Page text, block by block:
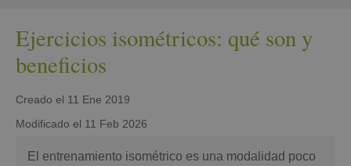
Ejercicios isométricos: qué son y
beneficios
Creado el 11 Ene 2019
Modificado el 11 Feb 2026
El entrenamiento isométrico es una modalidad poco